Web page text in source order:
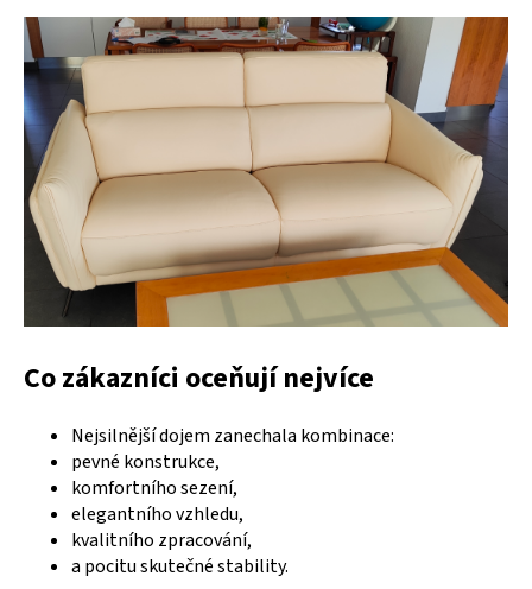
Co zákazníci oceňují nejvíce
Nejsilnější dojem zanechala kombinace:
pevné konstrukce,
komfortního sezení,
elegantního vzhledu,
kvalitního zpracování,
a pocitu skutečné stability.